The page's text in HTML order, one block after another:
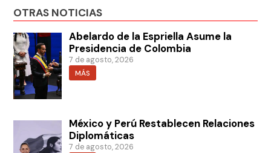
OTRAS NOTICIAS
Abelardo de la Espriella Asume la
Presidencia de Colombia
7 de agosto, 2026
MÁS
México y Perú Restablecen Relaciones
Diplomáticas
7 de agosto, 2026